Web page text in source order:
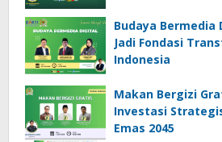
Budaya
Jadi Fondasi
Indonesia
Makan Bergizi
Investasi
Emas 2045